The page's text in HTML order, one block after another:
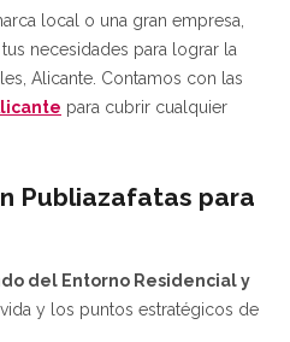
local o una gran empresa,
necesidades para lograr la
Alicante. Contamos con las
para cubrir cualquier
Publiazafatas para
del Entorno Residencial y
y los puntos estratégicos de